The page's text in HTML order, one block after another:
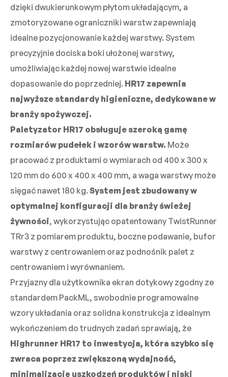
dzięki dwukierunkowym płytom układającym, a
zmotoryzowane ograniczniki warstw zapewniają
idealne pozycjonowanie każdej warstwy. System
precyzyjnie dociska boki ułożonej warstwy,
umożliwiając każdej nowej warstwie idealne
dopasowanie do poprzedniej. HR17 zapewnia
najwyższe standardy higieniczne, dedykowane w
branży spożywczej.
Paletyzator HR17 obsługuje szeroką gamę
rozmiarów pudełek i wzorów warstw. Może
pracować z produktami o wymiarach od 400 x 300 x
120 mm do 600 x 400 x 400 mm, a waga warstwy może
sięgać nawet 180 kg. System jest zbudowany w
optymalnej konfiguracji dla branży świeżej
żywności, wykorzystując opatentowany TwistRunner
TRr3 z pomiarem produktu, boczne podawanie, bufor
warstwy z centrowaniem oraz podnośnik palet z
centrowaniem i wyrównaniem.
Przyjazny dla użytkownika ekran dotykowy zgodny ze
standardem PackML, swobodnie programowalne
wzory układania oraz solidna konstrukcja z idealnym
wykończeniem do trudnych zadań sprawiają, że
Highrunner HR17 to inwestycja, która szybko się
zwraca poprzez zwiększoną wydajność,
minimalizację uszkodzeń produktów i niski